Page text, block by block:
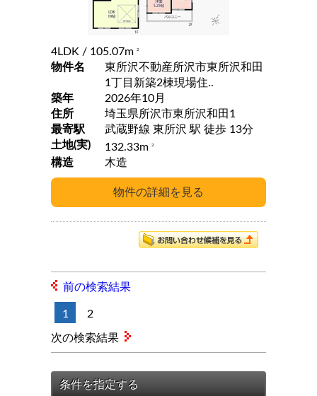
4LDK / 105.07m 2
物件名
東所沢不動産所沢市東所沢和田
1丁目新築2棟現場住..
築年
2026年10月
住所
埼玉県所沢市東所沢和田1
最寄駅
武蔵野線 東所沢 駅 徒歩 13分
土地(実)
132.33m 2
構造 木造
前の検索結果
1 2